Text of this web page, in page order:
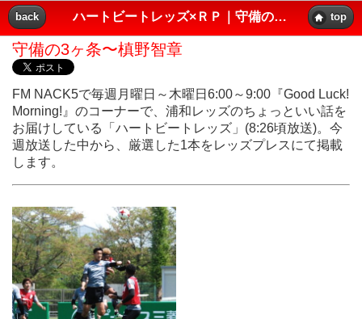
back ハートビートレッズ×ＲＰ｜守備の3ヶ条〜槙野智章｜レッズプレス!! top
守備の3ヶ条〜槙野智章
FM NACK5で毎週月曜日～木曜日6:00～9:00『Good Luck!
Morning!』のコーナーで、浦和レッズのちょっといい話を
お届けしている「ハートビートレッズ」(8:26頃放送)。今
週放送した中から、厳選した1本をレッズプレスにて掲載
します。